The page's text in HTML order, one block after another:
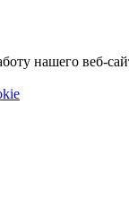
нашего веб-